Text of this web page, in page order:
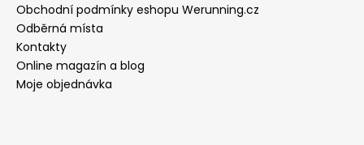
Obchodní podmínky eshopu Werunning.cz
Odběrná místa
Kontakty
Online magazín a blog
Moje objednávka